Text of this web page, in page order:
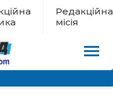
Редакційна
місія